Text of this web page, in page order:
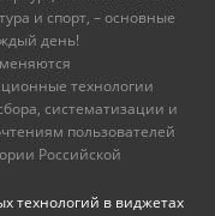
и спорт, – основные
день!
технологии
систематизации и
пользователей
Российской
технологий в виджетах